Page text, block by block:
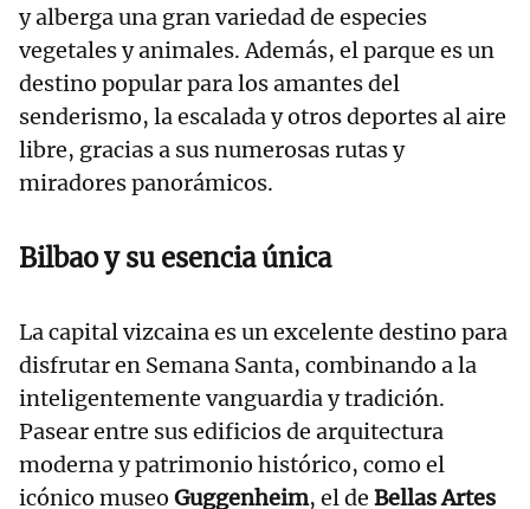
y alberga una gran variedad de especies
vegetales y animales. Además, el parque es un
destino popular para los amantes del
senderismo, la escalada y otros deportes al aire
libre, gracias a sus numerosas rutas y
miradores panorámicos.
Bilbao y su esencia única
La capital vizcaina es un excelente destino para
disfrutar en Semana Santa, combinando a la
inteligentemente vanguardia y tradición.
Pasear entre sus edificios de arquitectura
moderna y patrimonio histórico, como el
icónico museo Guggenheim, el de Bellas Artes